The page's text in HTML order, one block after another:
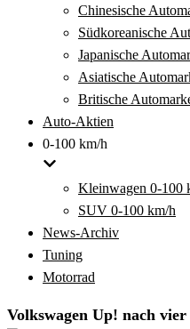
Chinesische
Südkoreanische
Japanische
Asiatische
Britische
Auto-Aktien
0-100 km/h
Kleinwagen 0-100
SUV 0-100 km/h
News-Archiv
Tuning
Motorrad
Volkswagen Up! nach